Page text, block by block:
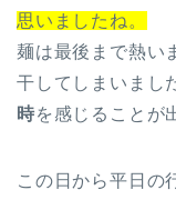
思いましたね。
麺は最後まで熱い
干してしまいまし
時を感じることが
この日から平日の